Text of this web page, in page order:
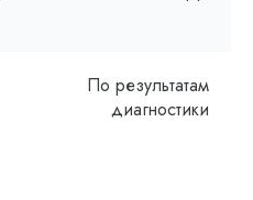
По результатам
диагностики